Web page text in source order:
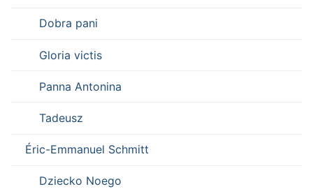
Dobra pani
Gloria victis
Panna Antonina
Tadeusz
Éric-Emmanuel Schmitt
Dziecko Noego